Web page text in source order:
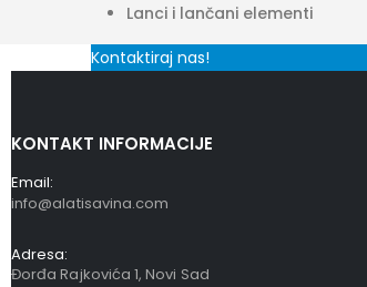
Lanci i lančani elementi
Kontaktiraj nas!
KONTAKT INFORMACIJE
Email:
info@alatisavina.com
Adresa:
Đorđa Rajkovića 1, Novi Sad